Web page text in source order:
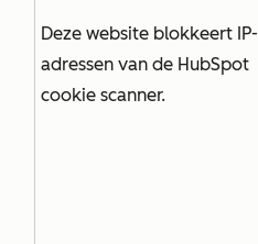
Deze website blokkeert IP-
adressen van de HubSpot
cookie scanner.